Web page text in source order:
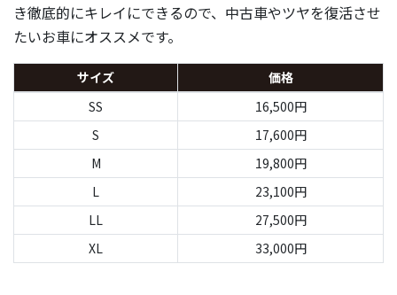
き徹底的にキレイにできるので、中古車やツヤを復活させ
たいお車にオススメです。
サイズ
価格
SS
16,500円
S
17,600円
M
19,800円
L
23,100円
LL
27,500円
XL
33,000円